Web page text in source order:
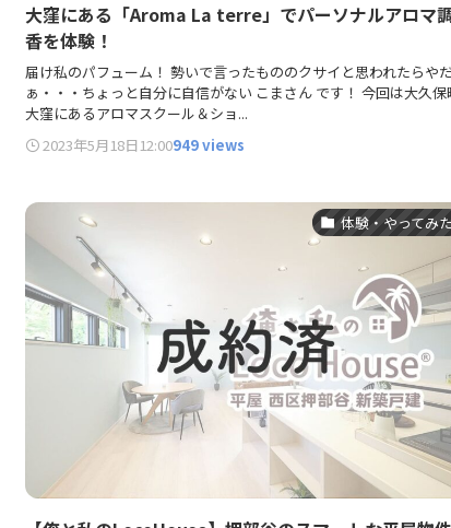
大窪にある「Aroma La terre」でパーソナルアロマ
香を体験！
届け私のパフューム！ 勢いで言ったもののクサイと思われたらや
ぁ・・・ちょっと自分に自信がない こまさん です！ 今回は大久保
大窪にあるアロマスクール＆ショ...
2023年5月18日12:00949 views
体験・やってみ